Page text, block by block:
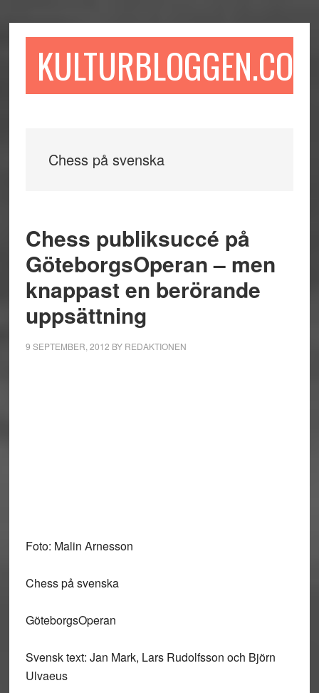
till
till
sidofältet
till
KULTURBLOGGEN.COM
Chess på svenska
Chess publiksuccé på
GöteborgsOperan – men
knappast en berörande
uppsättning
9 SEPTEMBER, 2012 BY REDAKTIONEN
Foto: Malin Arnesson
Chess på svenska
GöteborgsOperan
Svensk text: Jan Mark, Lars Rudolfsson och Björn
Ulvaeus